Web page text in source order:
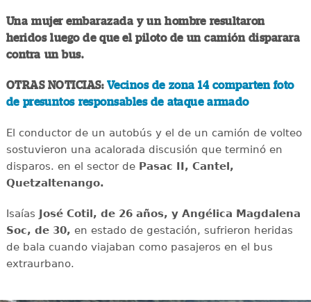
Una mujer embarazada y un hombre resultaron
heridos luego de que el piloto de un camión disparara
contra un bus.
OTRAS NOTICIAS: Vecinos de zona 14 comparten foto
de presuntos responsables de ataque armado
El conductor de un autobús y el de un camión de volteo
sostuvieron una acalorada discusión que terminó en
disparos. en el sector de Pasac II, Cantel,
Quetzaltenango.
Isaías José Cotil, de 26 años, y Angélica Magdalena
Soc, de 30, en estado de gestación, sufrieron heridas
de bala cuando viajaban como pasajeros en el bus
extraurbano.